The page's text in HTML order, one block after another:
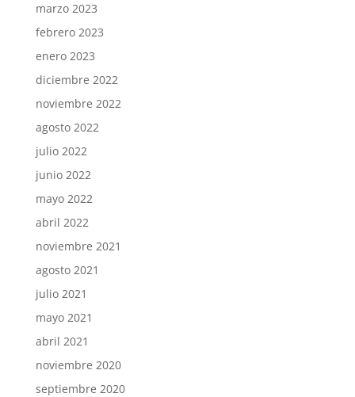
marzo 2023
febrero 2023
enero 2023
diciembre 2022
noviembre 2022
agosto 2022
julio 2022
junio 2022
mayo 2022
abril 2022
noviembre 2021
agosto 2021
julio 2021
mayo 2021
abril 2021
noviembre 2020
septiembre 2020